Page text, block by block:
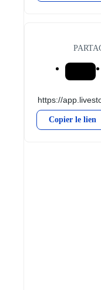
Copier le lien